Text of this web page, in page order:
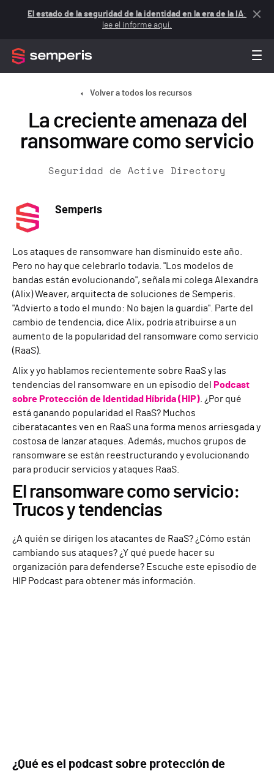
El estado de la seguridad de la identidad en la era de la IA:
lee el informe aquí.
Volver a todos los recursos
La creciente amenaza del
ransomware como servicio
Seguridad de Active Directory
Semperis
Los ataques de ransomware han disminuido este año.
Pero no hay que celebrarlo todavía. "Los modelos de
bandas están evolucionando", señala mi colega Alexandra
(Alix) Weaver, arquitecta de soluciones de Semperis.
"Advierto a todo el mundo: No bajen la guardia". Parte del
cambio de tendencia, dice Alix, podría atribuirse a un
aumento de la popularidad del ransomware como servicio
(RaaS).
Alix y yo hablamos recientemente sobre RaaS y las
tendencias del ransomware en un episodio del
Podcast
sobre Protección de Identidad Híbrida (HIP) . ¿Por qué
está ganando popularidad el RaaS? Muchos
ciberatacantes ven en RaaS una forma menos arriesgada y
costosa de lanzar ataques. Además, muchos grupos de
ransomware se están reestructurando y evolucionando
para producir servicios y ataques RaaS.
El ransomware como servicio:
Trucos y tendencias
¿A quién se dirigen los atacantes de RaaS? ¿Cómo están
cambiando sus ataques? ¿Y qué puede hacer su
organización para defenderse? Escuche este episodio de
HIP Podcast para obtener más información.
¿Qué es el podcast sobre protección de